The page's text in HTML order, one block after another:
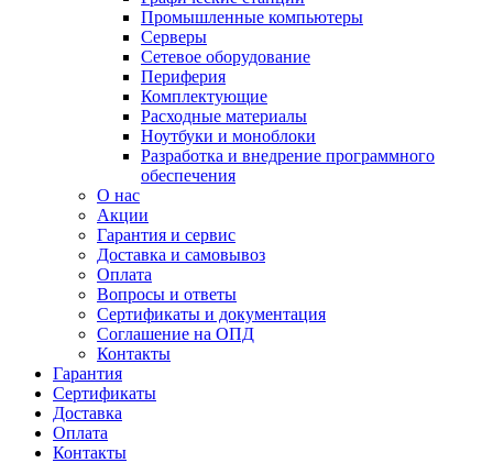
Промышленные компьютеры
Серверы
Сетевое оборудование
Периферия
Комплектующие
Расходные материалы
Ноутбуки и моноблоки
Разработка и внедрение программного
обеспечения
О нас
Акции
Гарантия и сервис
Доставка и самовывоз
Оплата
Вопросы и ответы
Сертификаты и документация
Соглашение на ОПД
Контакты
Гарантия
Сертификаты
Доставка
Оплата
Контакты